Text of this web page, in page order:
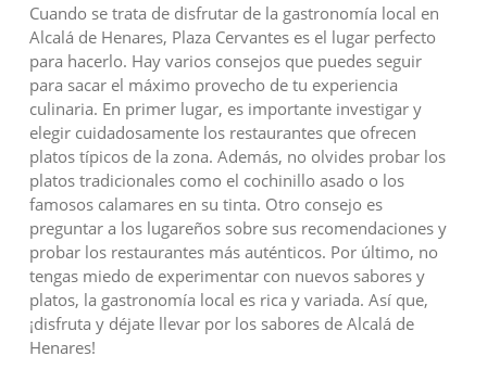
Cuando se trata de disfrutar de la gastronomía local en
Alcalá de Henares, Plaza Cervantes es el lugar perfecto
para hacerlo. Hay varios consejos que puedes seguir
para sacar el máximo provecho de tu experiencia
culinaria. En primer lugar, es importante investigar y
elegir cuidadosamente los restaurantes que ofrecen
platos típicos de la zona. Además, no olvides probar los
platos tradicionales como el cochinillo asado o los
famosos calamares en su tinta. Otro consejo es
preguntar a los lugareños sobre sus recomendaciones y
probar los restaurantes más auténticos. Por último, no
tengas miedo de experimentar con nuevos sabores y
platos, la gastronomía local es rica y variada. Así que,
¡disfruta y déjate llevar por los sabores de Alcalá de
Henares!